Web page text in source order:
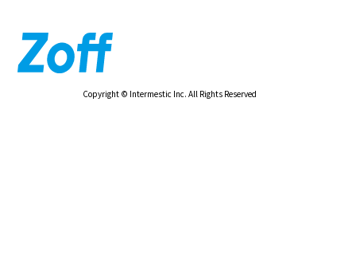
Copyright © Intermestic Inc. All Rights Reserved